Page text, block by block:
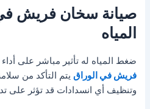
صيانة سخان فريش
المياه
ضغط المياه له تأثير مباشر على
فريش في الوراق يتم التأكد من
وتنظيف أي انسدادات قد تؤثر على